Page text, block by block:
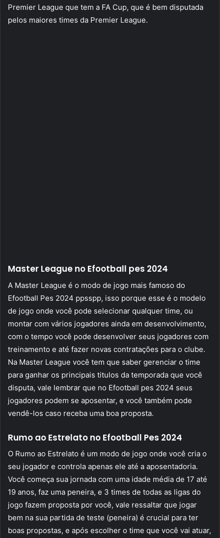
Premier League que tem a FA Cup, que é bem disputada
pelos maiores times da Premier League.
Master League no Efootball pes 2024
A Master League é o modo de jogo mais famoso do
Efootball Pes 2024 ppsspp, isso porque esse é o modelo
de jogo onde você pode selecionar qualquer time, ou
montar com vários jogadores ainda em desenvolvimento,
com o tempo você pode desenvolver seus jogadores com
treinamento e até fazer novas contratações para o clube.
Na Master League você tem que saber gerenciar o time
para ganhar os principais titulos da temporada que você
disputa, vale lembrar que no Efootball pes 2024 seus
jogadores podem se aposentar, e você também pode
vendê-los caso receba uma boa proposta.
Rumo ao Estrelato no Efootball Pes 2024
O Rumo ao Estrelato é um modo de jogo onde você cria o
seu jogador e controla apenas ele até a aposentadoria.
Você começa sua jornada com uma idade média de 17 até
19 anos, faz uma peneira, e 3 times de todas as ligas do
jogo fazem proposta por você, vale ressaltar que jogar
bem na sua partida de teste (peneira) é crucial para ter
boas propostas, e após escolher o time que você vai atuar,